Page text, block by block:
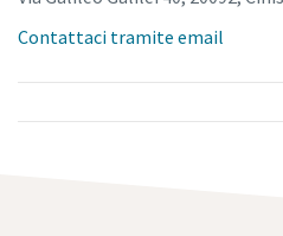
Contattaci tramite email